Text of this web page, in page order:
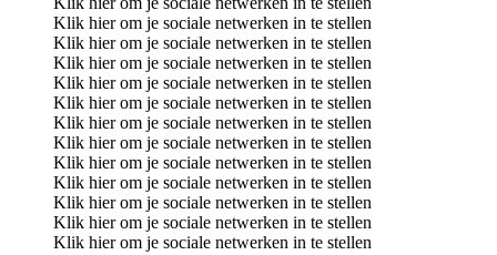
Klik hier om je sociale netwerken in te stellen
Klik hier om je sociale netwerken in te stellen
Klik hier om je sociale netwerken in te stellen
Klik hier om je sociale netwerken in te stellen
Klik hier om je sociale netwerken in te stellen
Klik hier om je sociale netwerken in te stellen
Klik hier om je sociale netwerken in te stellen
Klik hier om je sociale netwerken in te stellen
Klik hier om je sociale netwerken in te stellen
Klik hier om je sociale netwerken in te stellen
Klik hier om je sociale netwerken in te stellen
Klik hier om je sociale netwerken in te stellen